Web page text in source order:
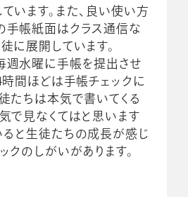
います。また、良い使い方
手帳紙面はクラス通信な
に展開しています。
週水曜に手帳を提出させ
時間ほどは手帳チェックに
たちは本気で書いてくる
で見なくてはと思います
ると生徒たちの成長が感じ
クのしがいがあります。